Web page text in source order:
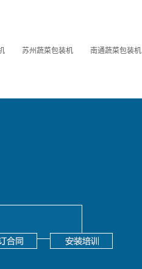
苏州蔬菜包装机 南通蔬菜包装机